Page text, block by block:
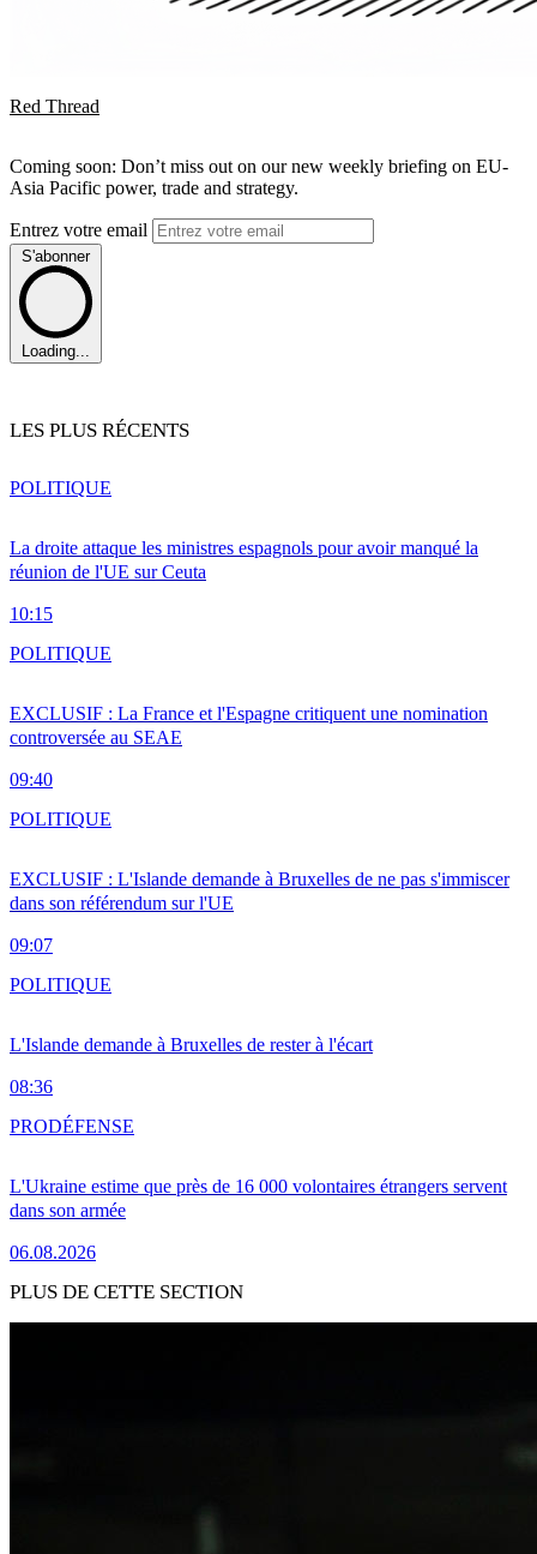
Red Thread
Coming soon: Don’t miss out on our new weekly briefing on EU-
Asia Pacific power, trade and strategy.
Entrez votre email
S'abonner
Loading...
LES PLUS RÉCENTS
La droite attaque les ministres espagnols pour avoir manqué la
réunion de l'UE sur Ceuta
10:15
POLITIQUE
EXCLUSIF : La France et l'Espagne critiquent une nomination
controversée au SEAE
09:40
POLITIQUE
EXCLUSIF : L'Islande demande à Bruxelles de ne pas s'immiscer
dans son référendum sur l'UE
09:07
POLITIQUE
L'Islande demande à Bruxelles de rester à l'écart
08:36
POLITIQUE
L'Ukraine estime que près de 16 000 volontaires étrangers servent
dans son armée
06.08.2026
PRODÉFENSE
PLUS DE CETTE SECTION